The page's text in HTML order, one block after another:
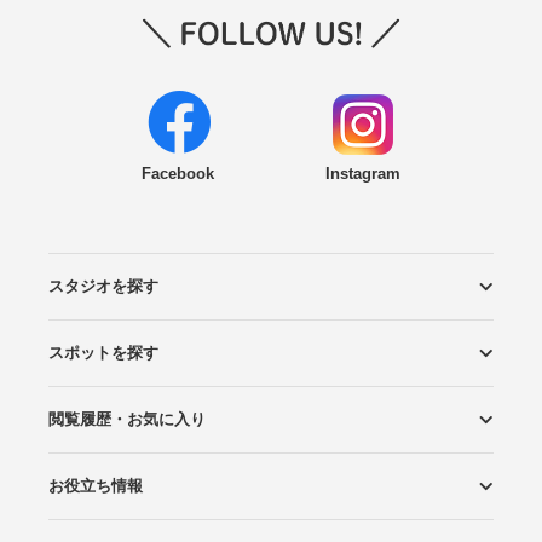
Facebook Instagram
スタジオを探す
エリアから探す
こだわりから探す
NEW PHOTO STYLE
プランから探す
フォトタイプ診断
フォトグラファーから探す
国内リゾートから探す
スポットを探す
ロケーションから探す
スタジオから探す
閲覧履歴・お気に入り
閲覧スタジオ
お気に入り
お役立ち情報